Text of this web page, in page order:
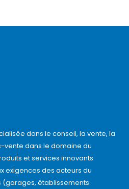
dons le conseil, la vente, la
vente dans le domaine du
et services innovants
exigences des acteurs du
établissements